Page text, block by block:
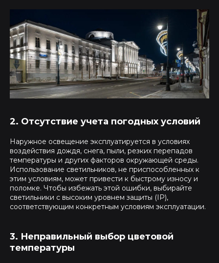
2. Отсутствие учета погодных условий
Наружное освещение эксплуатируется в условиях
воздействия дождя, снега, пыли, резких перепадов
температуры и других факторов окружающей среды.
Использование светильников, не приспособленных к
этим условиям, может привести к быстрому износу и
поломке. Чтобы избежать этой ошибки, выбирайте
светильники с высоким уровнем защиты (IP),
соответствующим конкретным условиям эксплуатации.
3. Неправильный выбор цветовой
температуры